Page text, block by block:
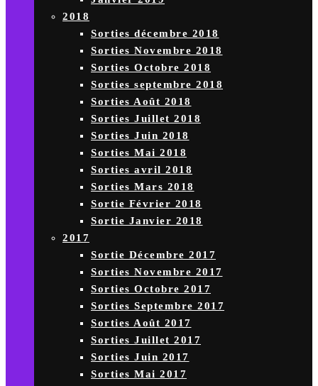
2018
Sorties décembre 2018
Sorties Novembre 2018
Sorties Octobre 2018
Sorties septembre 2018
Sorties Août 2018
Sorties Juillet 2018
Sorties Juin 2018
Sorties Mai 2018
Sorties avril 2018
Sorties Mars 2018
Sortie Février 2018
Sortie Janvier 2018
2017
Sortie Décembre 2017
Sorties Novembre 2017
Sorties Octobre 2017
Sorties Septembre 2017
Sorties Août 2017
Sorties Juillet 2017
Sorties Juin 2017
Sorties Mai 2017